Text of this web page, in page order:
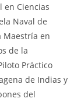
en Ciencias
Naval de
Maestría en
de la
Práctico
de Indias y
del